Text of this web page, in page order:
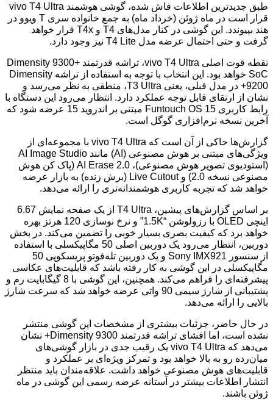
طبق جدیدترین اطلاعات فاش شده، گوشی هوشمند vivo T4 Ultra
قرار است در ماه ژوئن (خرداد ماه) به جمع خانواده سری T ویوو در
هند بپیوندد. این گوشی در کنار مدل‌های T4 و T4x قرار خواهد
گرفت و حتی احتمال عرضه مدل T4 Lite نیز وجود دارد.
نقطه قوت اصلی vivo T4 Ultra، تراشه قدرتمند Dimensity 9300+
SoC خواهد بود. این انتخاب با توجه به استفاده از تراشه Dimensity
9200+ در مدل قبلی، یعنی T3 Ultra، منطقی به نظر می‌رسد و
نشان از ارتقای قابل توجه عملکرد دارد. انتظار می‌رود این دستگاه با
رابط کاربری Funtouch OS 15 مبتنی بر اندروید 15 عرضه شود که
آخرین نسخه نرم‌افزاری گوگل است.
گزارش‌ها حاکی از آن است که vivo T4 Ultra با مجموعه‌ای از
ویژگی‌های مبتنی بر هوش مصنوعی (AI) مانند AI Image Studio
(استودیوی تصویر هوش مصنوعی)، AI Erase 2.0 (پاک کن هوش
مصنوعی نسخه 2.0) و Live Cutout (برش زنده) به بازار عرضه
خواهد شد که تجربه کاربری هوشمندانه‌تری را ارائه می‌دهد.
بر اساس گزارش‌های پیشین، T4 Ultra از یک صفحه نمایش 6.67
اینچی OLED با رزولوشن “1.5K” و نرخ نوسازی 120 هرتز بهره
خواهد برد که کیفیت بصری بسیار خوبی را تضمین می‌کند. در بخش
دوربین، انتظار می‌رود یک دوربین اصلی 50 مگاپیکسلی با استفاده
از سنسور Sony IMX921 و یک دوربین تله‌فوتو پریسکوپی 50
مگاپیکسلی در این گوشی به کار رفته باشد که قابلیت‌های عکاسی
پیشرفته‌ای را فراهم می‌کند. همچنین، این گوشی با 8 گیگابایت رم و
پشتیبانی از شارژ سیمی 90 واتی عرضه خواهد شد که سرعت شارژ
بالایی را ارائه می‌دهد.
در حال حاضر، جزئیات بیشتری از مشخصات این گوشی منتشر
نشده است، اما افشای تراشه قدرتمند Dimensity 9300+ نشان
می‌دهد که vivo T4 Ultra یک رقیب جدی در بازار گوشی‌های
میان‌رده رو به بالا خواهد بود و تمرکز ویژه‌ای بر عملکرد و
قابلیت‌های هوش مصنوعی خواهد داشت. علاقه‌مندان باید منتظر
انتشار اطلاعات بیشتر در آستانه عرضه رسمی این گوشی در ماه
ژوئن باشند.